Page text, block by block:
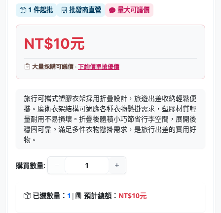
1 件起批 批發商直營 量大可議價
NT$10元
大量採購可議價 ·下詢價單搶優價
旅行可攜式塑膠衣架採用折疊設計，旅遊出差收納輕鬆便
攜。魔術衣架結構可適應各種衣物懸掛需求，塑膠材質輕
量耐用不易損壞。折疊後體積小巧節省行李空間，展開後
穩固可靠。滿足多件衣物懸掛需求，是旅行出差的實用好
物。
購買數量:
已選數量： 1 | 預計總額： NT$10元